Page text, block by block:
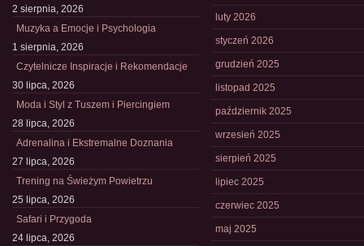
2 sierpnia, 2026
Muzyka a Emocje i Psychologia
1 sierpnia, 2026
Czytelnicze Inspiracje i Rekomendacje
30 lipca, 2026
Moda i Styl z Tuszem i Piercingiem
28 lipca, 2026
Adrenalina i Ekstremalne Doznania
27 lipca, 2026
Trening na Świeżym Powietrzu
25 lipca, 2026
Safari i Przygoda
24 lipca, 2026
luty 2026
styczeń 2026
grudzień 2025
listopad 2025
październik 2025
wrzesień 2025
sierpień 2025
lipiec 2025
czerwiec 2025
maj 2025